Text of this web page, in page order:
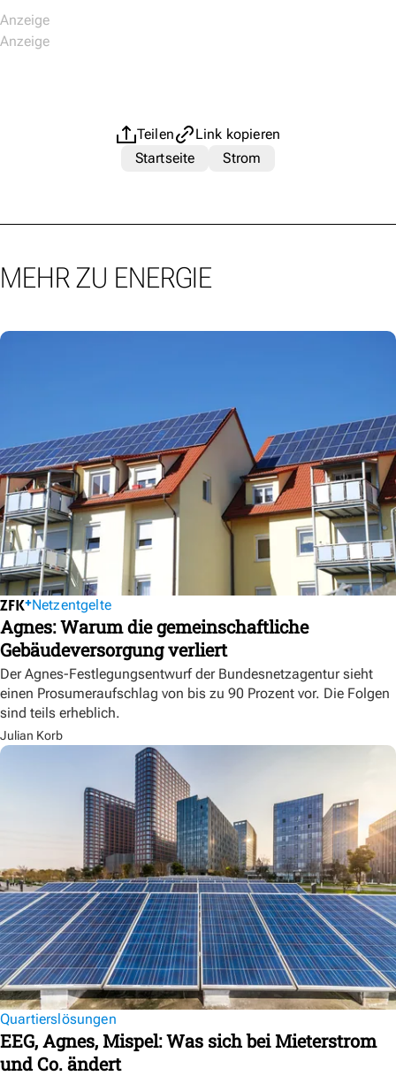
Teilen
Link kopieren
Startseite
Strom
MEHR ZU ENERGIE
Netzentgelte
Agnes: Warum die gemeinschaftliche
Gebäudeversorgung verliert
Der Agnes-Festlegungsentwurf der Bundesnetzagentur sieht
einen Prosumeraufschlag von bis zu 90 Prozent vor. Die Folgen
sind teils erheblich.
Julian Korb
Quartierslösungen
EEG, Agnes, Mispel: Was sich bei Mieterstrom
und Co. ändert